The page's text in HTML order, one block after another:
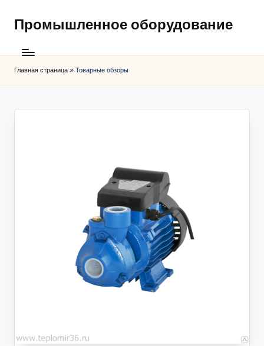
Промышленное оборудование
Главная страница » Товарные обзоры